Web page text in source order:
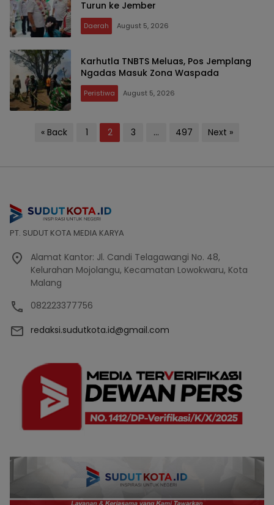
Turun ke Jember
Daerah August 5, 2026
Karhutla TNBTS Meluas, Pos Jemplang
Ngadas Masuk Zona Waspada
Peristiwa August 5, 2026
Posts« Back 1 2 3 … 497 Next »
PT. SUDUT KOTA MEDIA KARYA
Alamat Kantor: Jl. Candi Telagawangi No. 48,
Kelurahan Mojolangu, Kecamatan Lowokwaru, Kota
Malang
082223377756
redaksi.sudutkota.id@gmail.com